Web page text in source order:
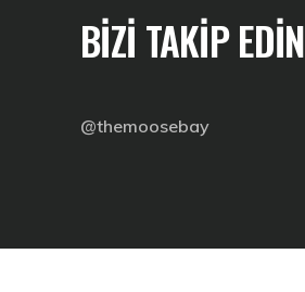
BİZİ TAKİP EDİN
@themoosebay